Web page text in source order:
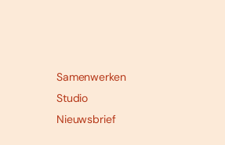
Samenwerken
Studio
Nieuwsbrief